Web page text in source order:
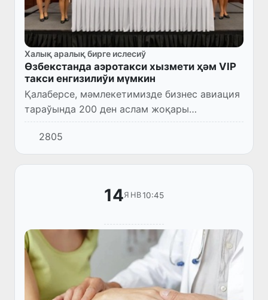
Халық аралық бирге ислесиў
Өзбекстанда аэротакси хызмети ҳәм VIP
такси енгизилиўи мүмкин
Қалаберсе, мәмлекетимизде бизнес авиация
тараўында 200 ден аслам жоқары
маманлықтағы жумыс орынларының
жаратылыўына ерисиледи.
2805
14ЯНВ10:45